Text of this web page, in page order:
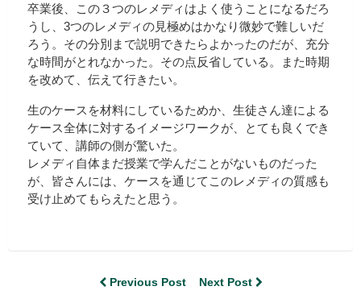
卒業後、この３つのレメディはよく使うことになるだろ
うし、3つのレメディの見極めはかなり微妙で難しいだ
ろう。その分別まで説明できたらよかったのだが、充分
な時間がとれなかった。その点反省している。また時期
を改めて、伝えて行きたい。
生のケースを材料にしているためか、生徒さん達による
ケース全体に対するイメージワークが、とても良くでき
ていて、講師の側が驚いた。
レメディ自体まだ授業で学んだことがないものだった
が、皆さんには、ケースを通じてこのレメディの質感も
受け止めてもらえたと思う。
Previous Post Next Post